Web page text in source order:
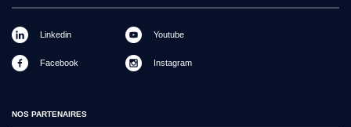
Linkedin
Facebook
Youtube
Instagram
NOS PARTENAIRES